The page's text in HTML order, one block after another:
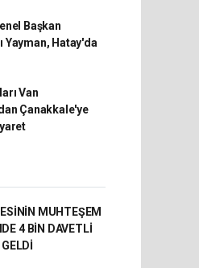
Başkan
Yayman, Hatay'da
Van
Çanakkale'ye
MUHTEŞEM
4 BİN DAVETLİ
GELDİ